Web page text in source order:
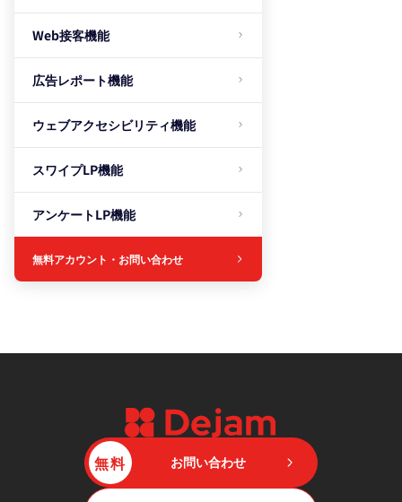
Web接客機能
広告レポート機能
ウェブアクセシビリティ機能
スワイプLP機能
アンケートLP機能
無料アカウント・お問い合わせ
無料 お問い合わせ